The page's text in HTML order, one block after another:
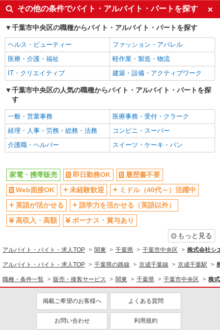
即日勤務OK
履歴書不要
Web面接OK
未経験歓迎
ミドル（40代～）活躍中
英語が活かせる
語学力を活かせる（英語以外）
高収入・高額
ボーナス・賞与あり
昇給あり
日払い
週払い
10時～勤務OK
髪型・髪色自由
ネイルOK
車通勤OK
バイク通勤OK
交通費支給
社会保険あり
入社祝い金あり
各種手当（家族・役職・インセン
制服貸与
社員登用あり
同じ職種から求人を探す
販売・接客サービス
家電・携帯販売
未経験歓迎
ミドル（40代～）活躍中
英語が活かせる
ボーナス・賞与あり
日払い
車通勤OK
交通費支給
社員登用あり
その他の条件でバイト・アルバイト・パートを探す
千葉市中央区の職種からバイト・アルバイト・パートを探す
ヘルス・ビューティー
ファッション・アパレル
医療・介護・福祉
軽作業・製造・物流
IT・クリエイティブ
建築・設備・アクティブワーク
千葉市中央区の人気の職種からバイト・アルバイト・パートを探
す
一般・営業事務
医療事務・受付・クラーク
経理・人事・労務・総務・法務
コンビニ・スーパー
介護職・ヘルパー
スイーツ・ケーキ・パン
家電・携帯販売 即日勤務OK
履歴書不要
Web面接OK
未経験歓迎
ミドル（40代～）活躍中
英語が活かせる
語学力を活かせる（英語以外）
高収入・高額
ボーナス・賞与あり
もっと見る
アルバイト・バイト・求人TOP 関東 千葉県 千葉市中央区 株式会社シ
アルバイト・バイト・求人TOP 千葉県の路線 京成千葉線 京成千葉駅
職種・条件一覧 販売・接客サービス 関東 千葉県 千葉市中央区 株
掲載ご希望のお客様へ よくある質問
お問い合わせ 利用規約